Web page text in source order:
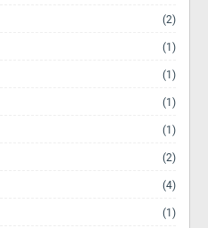
(2)
(1)
(1)
(1)
(1)
(2)
(4)
(1)